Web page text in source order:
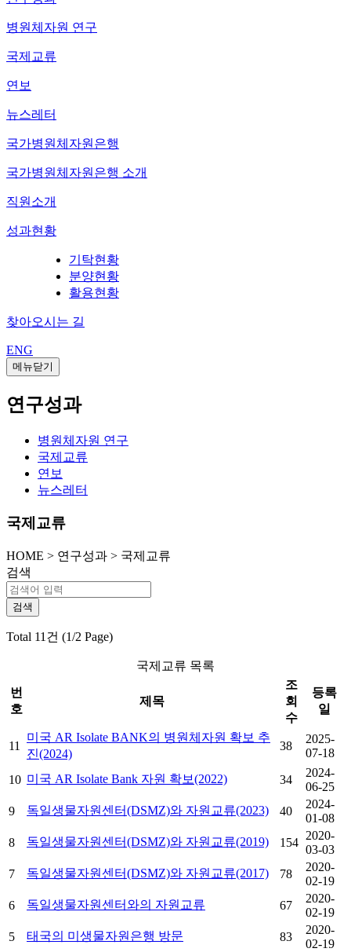
병원체자원 연구
국제교류
연보
뉴스레터
국가병원체자원은행
국가병원체자원은행 소개
직원소개
성과현황
기탁현황
분양현황
활용현황
찾아오시는 길
ENG
메뉴닫기
연구성과
병원체자원 연구
국제교류
연보
뉴스레터
국제교류
HOME > 연구성과 > 국제교류
검색
Total 11건 (1/2 Page)
국제교류 목록
번
호
제목
조
회
수
등록
일
11
미국 AR Isolate BANK의 병원체자원 확보 추
진(2024)
38
2025-
07-18
10 미국 AR Isolate Bank 자원 확보(2022) 34
2024-
06-25
9
독일생물자원센터(DSMZ)와 자원교류(2023) 40
2024-
01-08
8
독일생물자원센터(DSMZ)와 자원교류(2019) 154
2020-
03-03
7
독일생물자원센터(DSMZ)와 자원교류(2017) 78
2020-
02-19
6
독일생물자원센터와의 자원교류 67
2020-
02-19
5
태국의 미생물자원은행 방문 83
2020-
02-19